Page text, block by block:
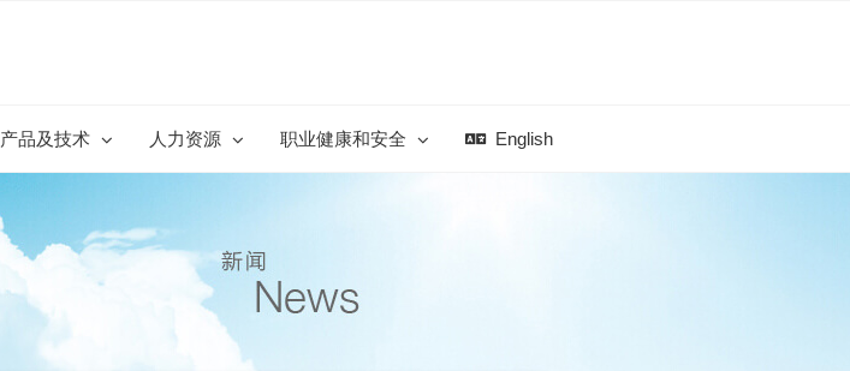
产品及技术 人力资源 职业健康和安全 English